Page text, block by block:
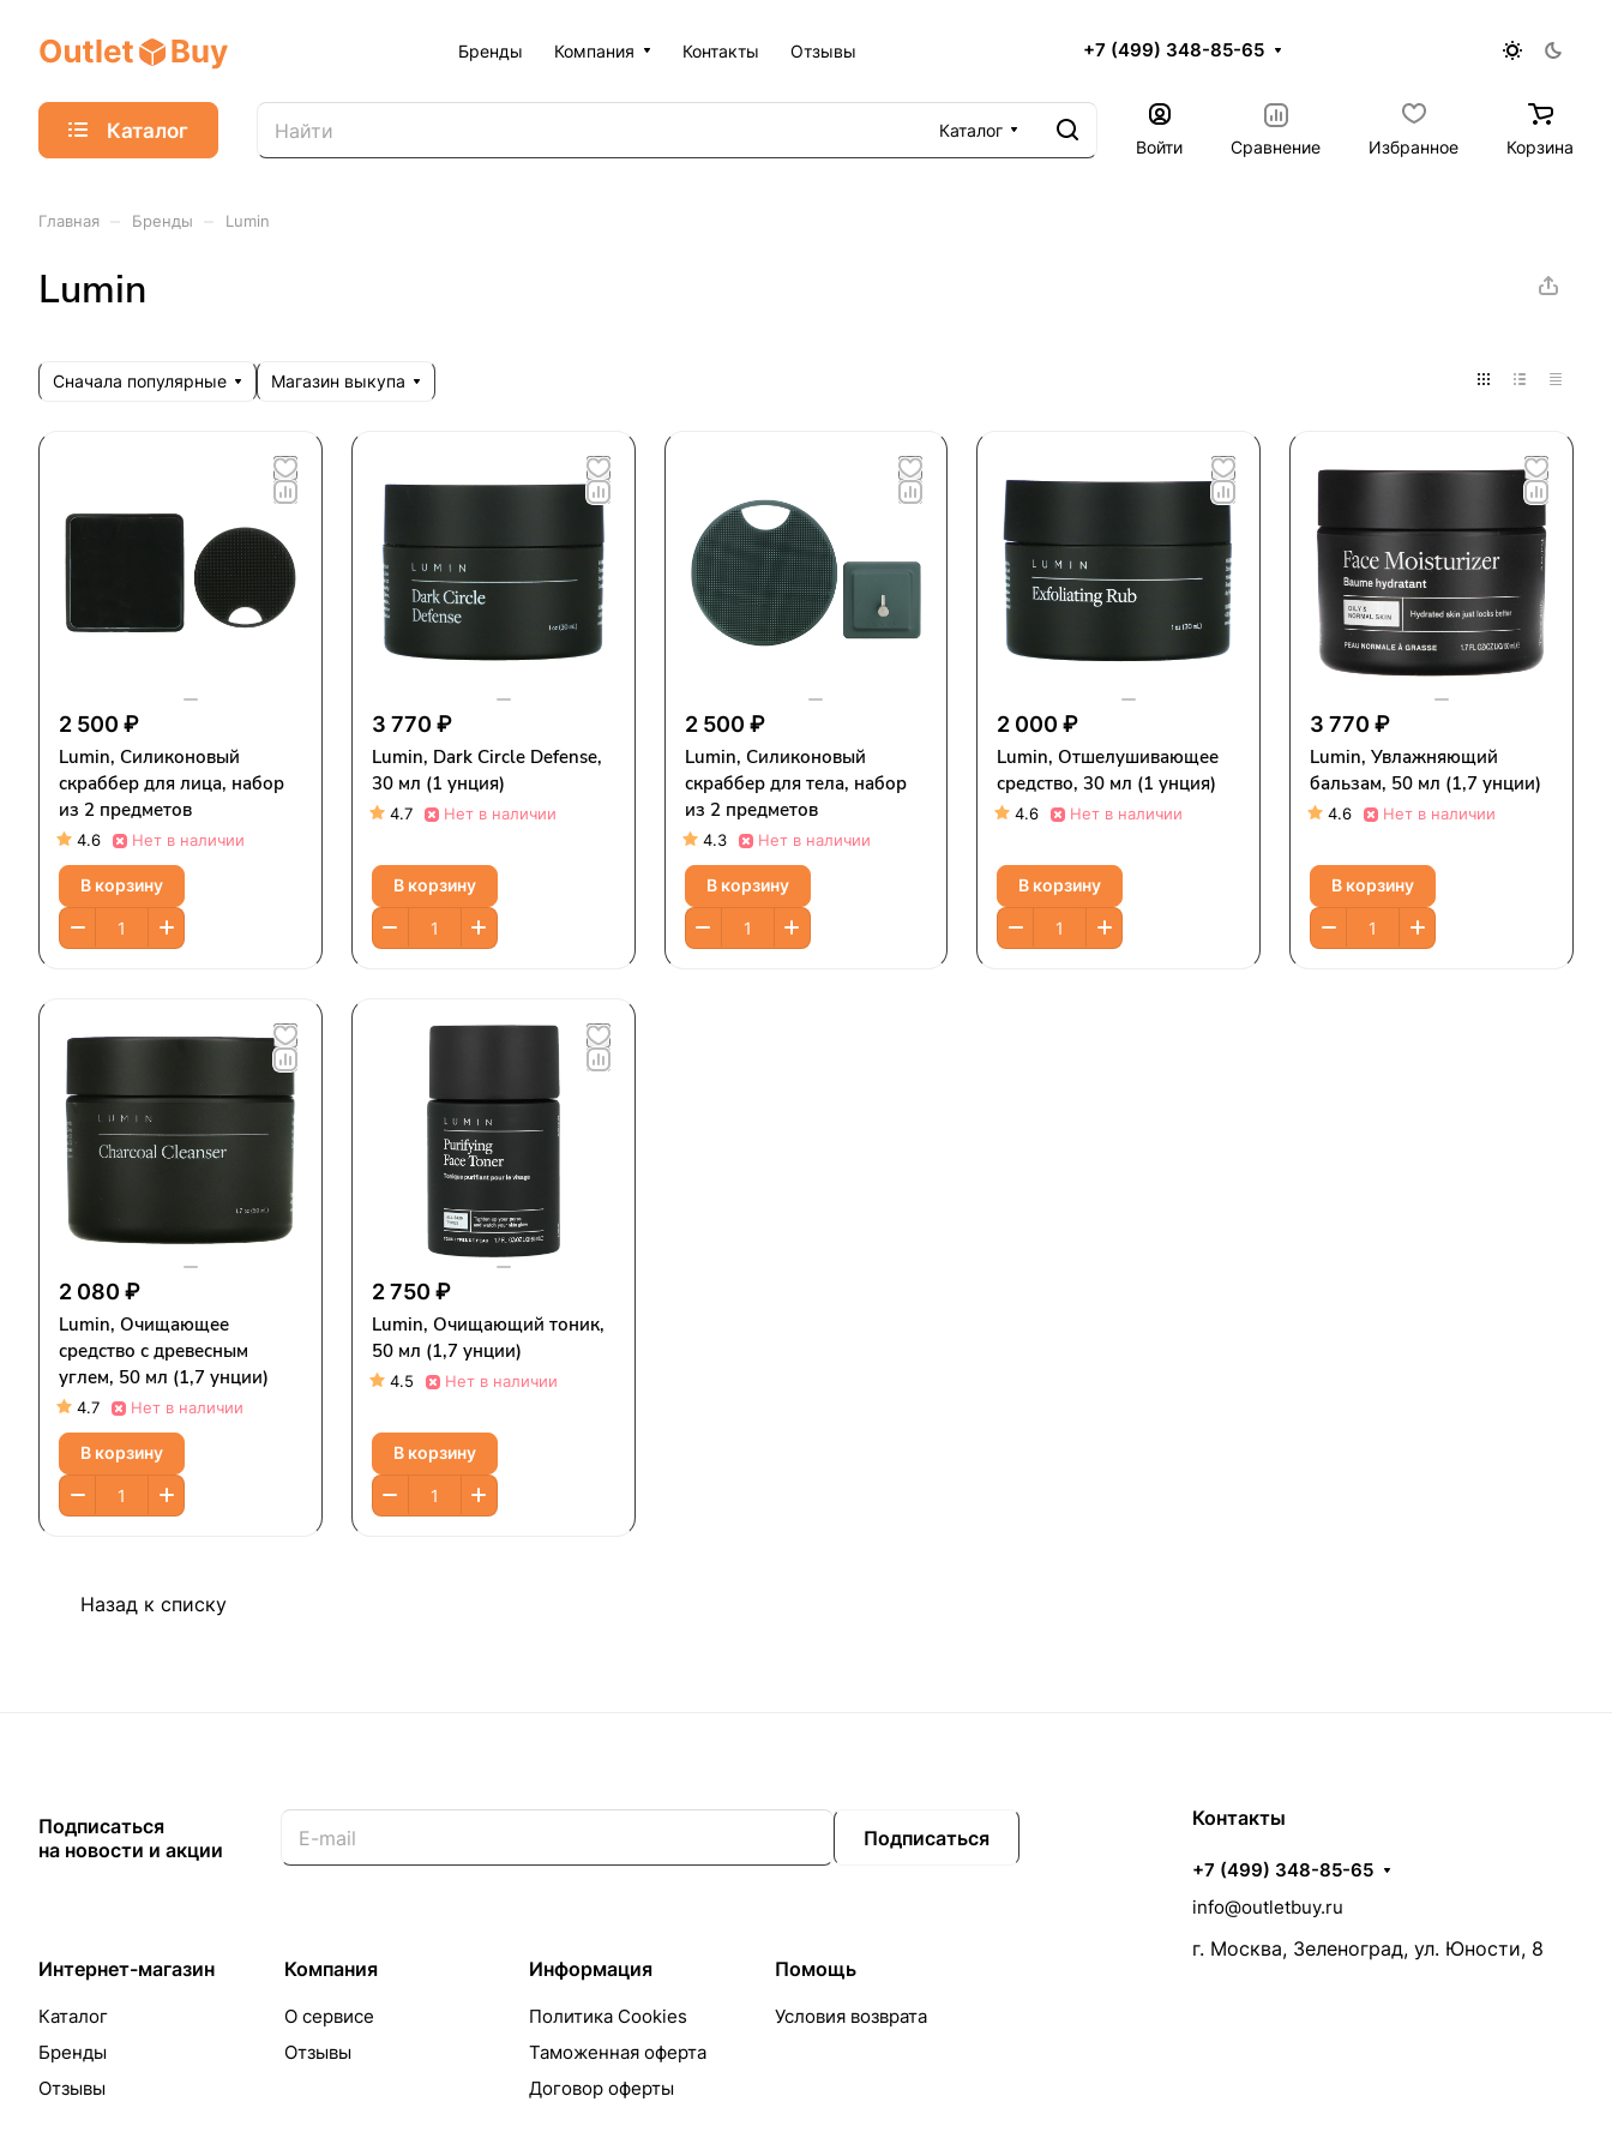
Бренды Компания Контакты Отзывы +7 (499) 348-85-65
Каталог
Каталог
Войти
Сравнение Избранное Корзина
Главная Бренды Lumin
Lumin
Сначала популярные Магазин выкупа
2 500 ₽
Lumin, Силиконовый
скраббер для лица, набор
из 2 предметов
4.6 Нет в наличии
В корзину
3 770 ₽
Lumin, Dark Circle Defense,
30 мл (1 унция)
4.7 Нет в наличии
В корзину
2 500 ₽
Lumin, Силиконовый
скраббер для тела, набор
из 2 предметов
4.3 Нет в наличии
В корзину
2 000 ₽
Lumin, Отшелушивающее
средство, 30 мл (1 унция)
4.6 Нет в наличии
В корзину
3 770 ₽
Lumin, Увлажняющий
бальзам, 50 мл (1,7 унции)
4.6 Нет в наличии
В корзину
2 080 ₽
Lumin, Очищающее
средство с древесным
углем, 50 мл (1,7 унции)
4.7 Нет в наличии
В корзину
2 750 ₽
Lumin, Очищающий тоник,
50 мл (1,7 унции)
4.5 Нет в наличии
В корзину
Назад к списку
Подписаться
на новости и акции
Подписаться
Интернет-магазин
Каталог
Бренды
Отзывы
Компания
О сервисе
Отзывы
Информация
Политика Cookies
Таможенная оферта
Договор оферты
Помощь
Условия возврата
Контакты
+7 (499) 348-85-65
info@outletbuy.ru
г. Москва, Зеленоград, ул. Юности, 8